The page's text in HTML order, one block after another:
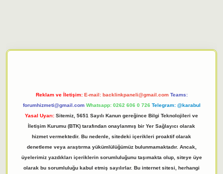
Reklam ve İletişim: E-mail: backlinkpaneli@gmail.com Teams:
forumhizmeti@gmail.com Whatsapp: 0262 606 0 726 Telegram: @karabul
Yasal Uyarı: Sitemiz, 5651 Sayılı Kanun gereğince Bilgi Teknolojileri ve
İletişim Kurumu (BTK) tarafından onaylanmış bir Yer Sağlayıcı olarak
hizmet vermektedir. Bu nedenle, sitedeki içerikleri proaktif olarak
denetleme veya araştırma yükümlülüğümüz bulunmamaktadır. Ancak,
üyelerimiz yazdıkları içeriklerin sorumluluğunu taşımakta olup, siteye üye
olarak bu sorumluluğu kabul etmiş sayılırlar. Bu internet sitesi, herhangi